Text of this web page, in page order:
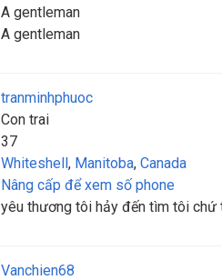
A gentleman
A gentleman
tranminhphuoc
Con trai
37
Whiteshell, Manitoba, Canada
Nâng cấp để xem số phone
yêu thương tôi hảy đến tìm tôi chứ
Vanchien68